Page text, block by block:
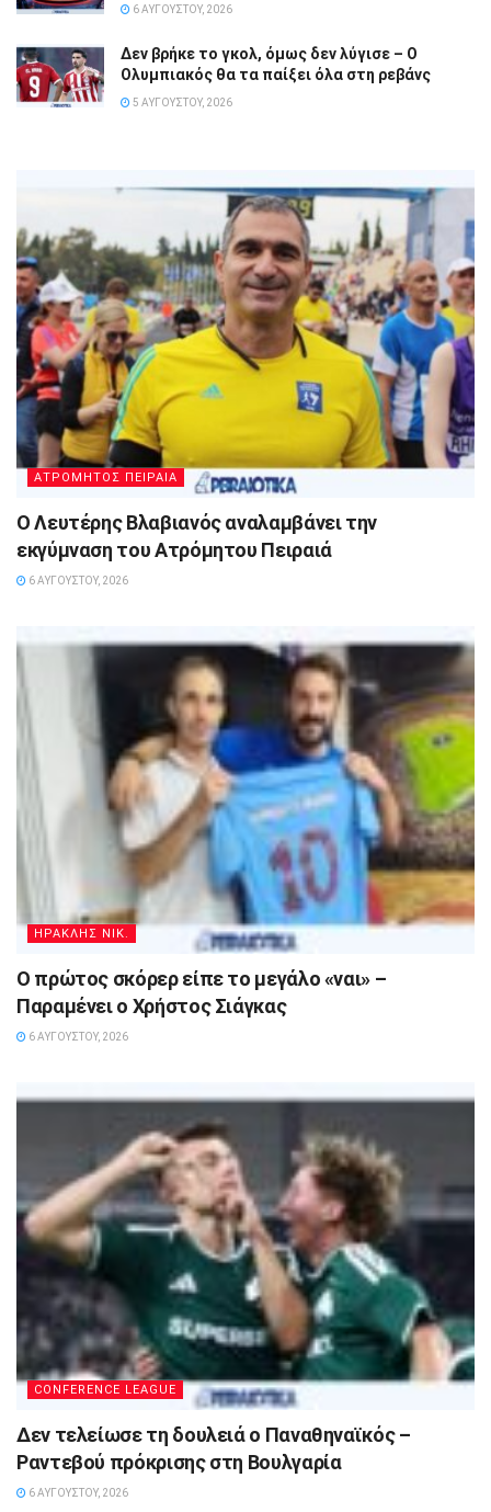
6 ΑΥΓΟΎΣΤΟΥ, 2026
Δεν βρήκε το γκολ, όμως δεν λύγισε – Ο
Ολυμπιακός θα τα παίξει όλα στη ρεβάνς
5 ΑΥΓΟΎΣΤΟΥ, 2026
ΑΤΡΟΜΗΤΟΣ ΠΕΙΡΑΙΑ
Ο Λευτέρης Βλαβιανός αναλαμβάνει την
εκγύμναση του Ατρόμητου Πειραιά
6 ΑΥΓΟΎΣΤΟΥ, 2026
ΗΡΑΚΛΗΣ ΝΙΚ.
Ο πρώτος σκόρερ είπε το μεγάλο «ναι» –
Παραμένει ο Χρήστος Σιάγκας
6 ΑΥΓΟΎΣΤΟΥ, 2026
CONFERENCE LEAGUE
Δεν τελείωσε τη δουλειά ο Παναθηναϊκός –
Ραντεβού πρόκρισης στη Βουλγαρία
6 ΑΥΓΟΎΣΤΟΥ, 2026